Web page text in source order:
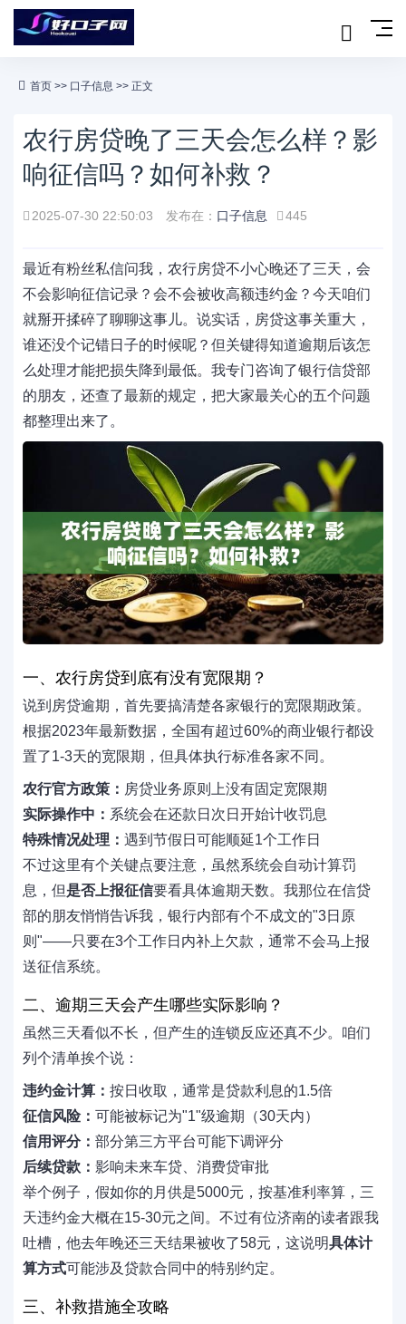
首页 >> 口子信息 >> 正文
农行房贷晚了三天会怎么样？影
响征信吗？如何补救？
2025-07-30 22:50:03 发布在： 口子信息 445
最近有粉丝私信问我，农行房贷不小心晚还了三天，会
不会影响征信记录？会不会被收高额违约金？今天咱们
就掰开揉碎了聊聊这事儿。说实话，房贷这事关重大，
谁还没个记错日子的时候呢？但关键得知道逾期后该怎
么处理才能把损失降到最低。我专门咨询了银行信贷部
的朋友，还查了最新的规定，把大家最关心的五个问题
都整理出来了。
一、农行房贷到底有没有宽限期？
说到房贷逾期，首先要搞清楚各家银行的宽限期政策。
根据2023年最新数据，全国有超过60%的商业银行都设
置了1-3天的宽限期，但具体执行标准各家不同。
农行官方政策： 房贷业务原则上没有固定宽限期
实际操作中： 系统会在还款日次日开始计收罚息
特殊情况处理： 遇到节假日可能顺延1个工作日
不过这里有个关键点要注意，虽然系统会自动计算罚
息，但是否上报征信要看具体逾期天数。我那位在信贷
部的朋友悄悄告诉我，银行内部有个不成文的"3日原
则"——只要在3个工作日内补上欠款，通常不会马上报
送征信系统。
二、逾期三天会产生哪些实际影响？
虽然三天看似不长，但产生的连锁反应还真不少。咱们
列个清单挨个说：
违约金计算： 按日收取，通常是贷款利息的1.5倍
征信风险： 可能被标记为"1"级逾期（30天内）
信用评分： 部分第三方平台可能下调评分
后续贷款： 影响未来车贷、消费贷审批
举个例子，假如你的月供是5000元，按基准利率算，三
天违约金大概在15-30元之间。不过有位济南的读者跟我
吐槽，他去年晚还三天结果被收了58元，这说明具体计
算方式可能涉及贷款合同中的特别约定。
三、补救措施全攻略